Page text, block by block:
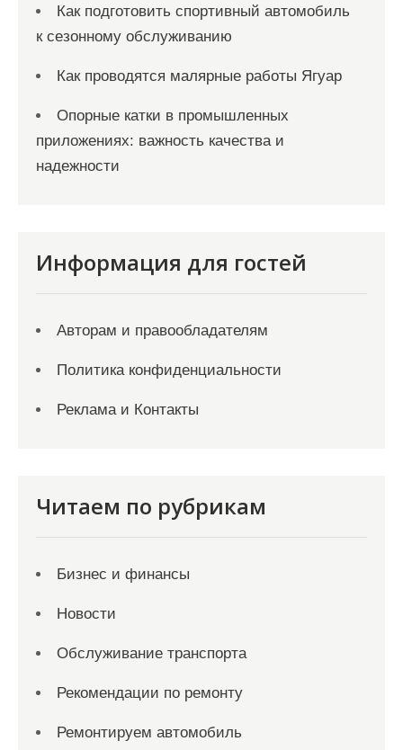
Как подготовить спортивный автомобиль
к сезонному обслуживанию
Как проводятся малярные работы Ягуар
Опорные катки в промышленных
приложениях: важность качества и
надежности
Информация для гостей
Авторам и правообладателям
Политика конфиденциальности
Реклама и Контакты
Читаем по рубрикам
Бизнес и финансы
Новости
Обслуживание транспорта
Рекомендации по ремонту
Ремонтируем автомобиль